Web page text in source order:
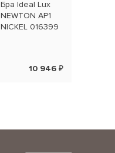
Бра Ideal Lux
NEWTON AP1
NICKEL 016399
10 946 ₽